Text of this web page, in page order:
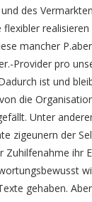
des
mancher
Provider pro
ist und
die
Unter
zigeunern der
Zuhilfenahme ihr
gehaben.